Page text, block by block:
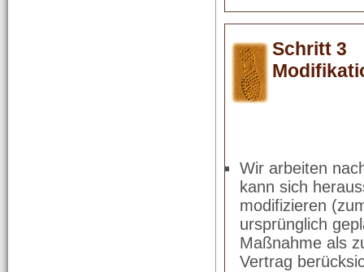
Schritt 3
Wir arbeiten
kann sich
modifizieren
ursprünglich
Maßnahme als
Vertrag